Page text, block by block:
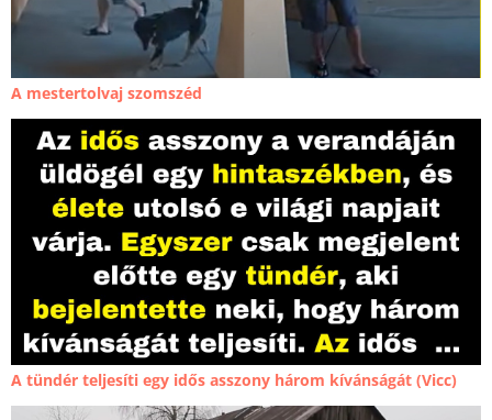
A mestertolvaj szomszéd
A tündér teljesíti egy idős asszony három kívánságát (Vicc)